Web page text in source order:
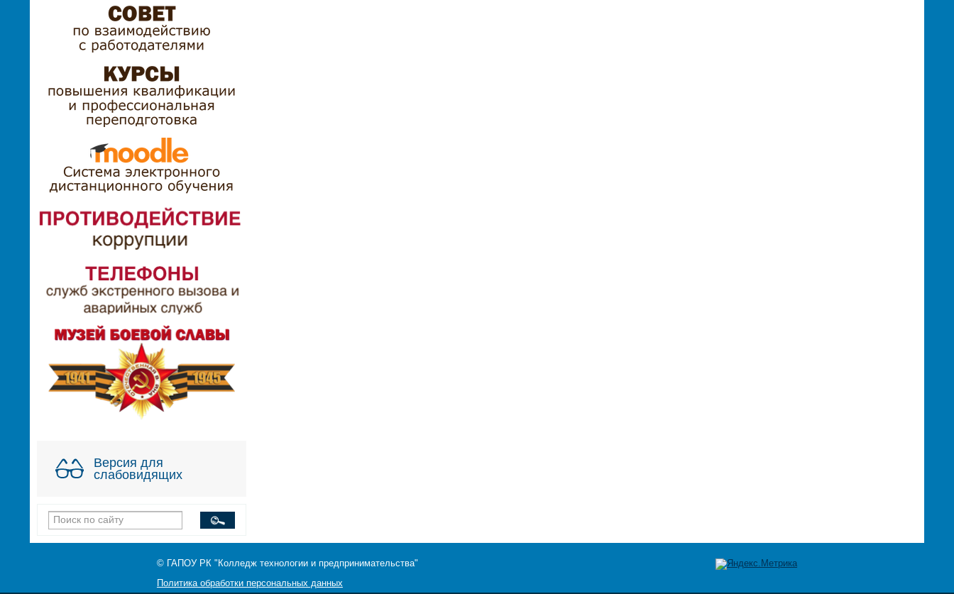
Версия для
слабовидящих
© ГАПОУ РК "Колледж технологии и предпринимательства"
Политика обработки персональных данных